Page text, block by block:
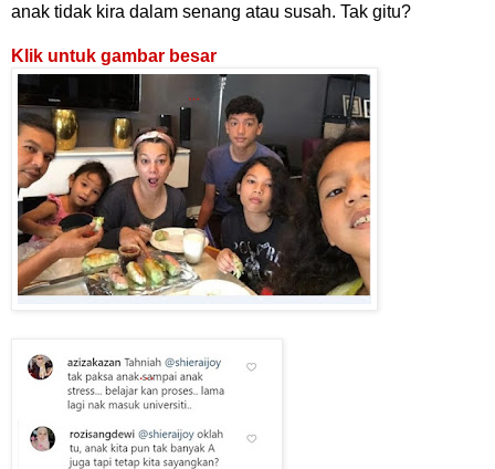
anak tidak kira dalam senang atau susah. Tak gitu?
Klik untuk gambar besar